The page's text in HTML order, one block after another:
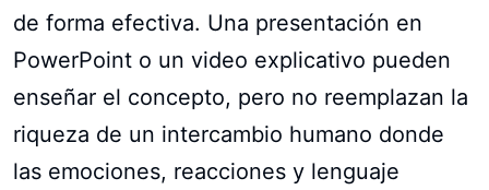
de forma efectiva. Una presentación en
PowerPoint o un video explicativo pueden
enseñar el concepto, pero no reemplazan la
riqueza de un intercambio humano donde
las emociones, reacciones y lenguaje